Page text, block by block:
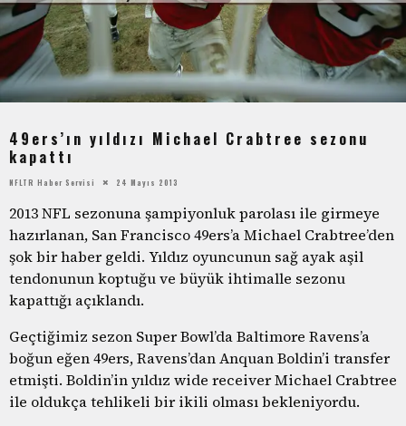
49ers’ın yıldızı Michael Crabtree sezonu
kapattı
NFLTR Haber Servisi 24 Mayıs 2013
2013 NFL sezonuna şampiyonluk parolası ile girmeye
hazırlanan, San Francisco 49ers’a Michael Crabtree’den
şok bir haber geldi. Yıldız oyuncunun sağ ayak aşil
tendonunun koptuğu ve büyük ihtimalle sezonu
kapattığı açıklandı.
Geçtiğimiz sezon Super Bowl’da Baltimore Ravens’a
boğun eğen 49ers, Ravens’dan Anquan Boldin’i transfer
etmişti. Boldin’in yıldız wide receiver Michael Crabtree
ile oldukça tehlikeli bir ikili olması bekleniyordu.